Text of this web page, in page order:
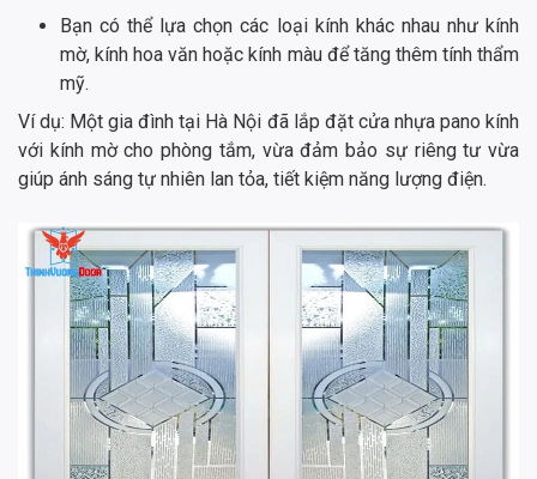
Bạn có thể lựa chọn các loại kính khác nhau như kính
mờ, kính hoa văn hoặc kính màu để tăng thêm tính thẩm
mỹ.
Ví dụ: Một gia đình tại Hà Nội đã lắp đặt cửa nhựa pano kính
với kính mờ cho phòng tắm, vừa đảm bảo sự riêng tư vừa
giúp ánh sáng tự nhiên lan tỏa, tiết kiệm năng lượng điện.